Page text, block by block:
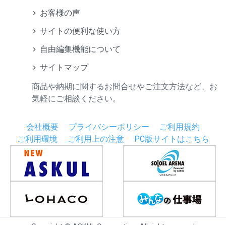
お客様の声
サイトの便利な使い方
自由編集機能について
サイトマップ
商品や納期に関するお問合せやご注文方法など、お
気軽にご相談ください。
会社概要 プライバシーポリシー
ご利用規約
ご利用環境
ご利用上の注意 PC版サイトはこちら